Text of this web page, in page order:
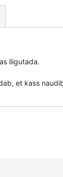
liigutada.
et kass